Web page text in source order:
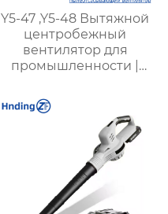
Y5-47 ,Y5-48 Вытяжной
центробежный
вентилятор для
промышленности |
вентиляторы для
котлов | Эффективные
системы удаления
пыли и газа | Для всех
типов угля